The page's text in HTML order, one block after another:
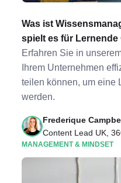
Was ist
spielt es für
Erfahren Sie in
Ihrem Unternehmen
teilen können, um eine
werden.
Frederique
Content Lead UK,
MANAGEMENT & MINDSET